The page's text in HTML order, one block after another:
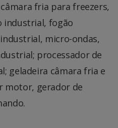
fria para freezers,
industrial, fogão
micro-ondas,
processador de
geladeira câmara fria e
motor, gerador de